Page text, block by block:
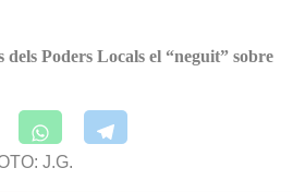
Poders Locals el “neguit” sobre
J.G.